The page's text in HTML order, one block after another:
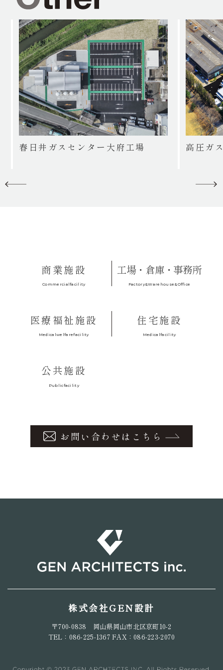
春日井ガスセンター大府工場 高圧ガ
商業施設
Commercialfacility
工場・倉庫・事務所
Factory&Warehouse&Office
医療福祉施設
Medicalwelfarefacility
住宅施設
Medicalfacility
公共施設
Publicfacility
お問い合わせはこちら
株式会社GEN設計
〒700-0838 岡山県岡山市北区京町10-2
TEL：086-225-1367 FAX：086-223-2070